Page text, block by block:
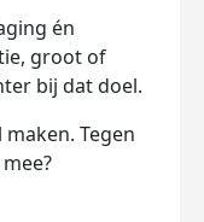
én
groot of
bij dat doel.
Tegen